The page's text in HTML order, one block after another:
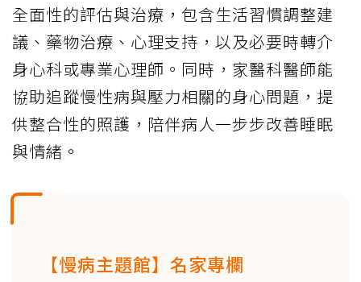
全面性的評估與治療，包含生活習慣調整建
議、藥物治療、心理支持，以及必要時轉介
身心科或專業心理師。同時，家醫科醫師能
協助追蹤慢性病與壓力相關的身心問題，提
供整合性的照護，陪伴病人一步步改善睡眠
與情緒。
【慢病主題館】名家專欄